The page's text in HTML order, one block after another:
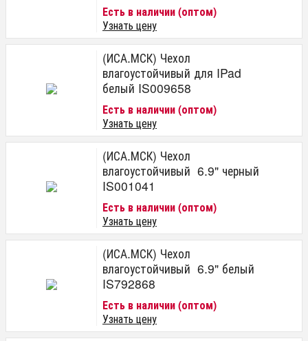
Есть в наличии (оптом)
Узнать цену
(ИСА.МСК) Чехол
влагоустойчивый для IPad
белый IS009658
Есть в наличии (оптом)
Узнать цену
(ИСА.МСК) Чехол
влагоустойчивый 6.9" черный
IS001041
Есть в наличии (оптом)
Узнать цену
(ИСА.МСК) Чехол
влагоустойчивый 6.9" белый
IS792868
Есть в наличии (оптом)
Узнать цену